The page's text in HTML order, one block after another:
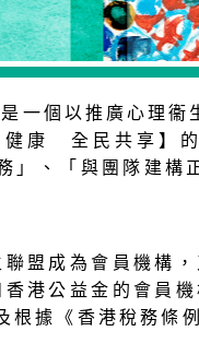
一個以推廣心理衞
健康 全民共享】
」、「與團隊建構
盟成為會員機構
港公益金的會員
根據《香港稅務條